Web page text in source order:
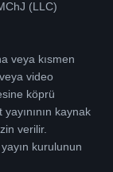
(LLC)
veya kısmen
video
köprü
kaynak
verilir.
kurulunun